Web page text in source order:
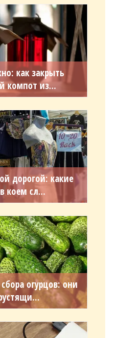
как закрыть
компот из...
дорогой: какие
коем сл...
огурцов: они